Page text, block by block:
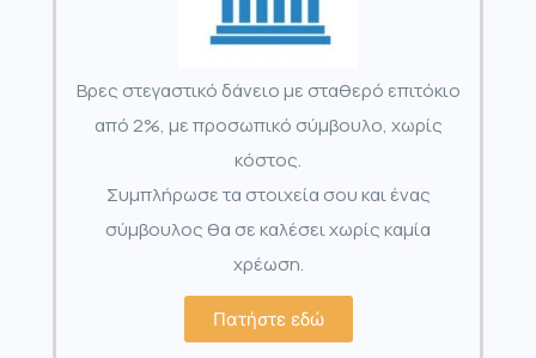
Βρες στεγαστικό δάνειο με σταθερό επιτόκιο
από 2%, με προσωπικό σύμβουλο, χωρίς
κόστος.
Συμπλήρωσε τα στοιχεία σου και ένας
σύμβουλος θα σε καλέσει χωρίς καμία
χρέωση.
Πατήστε εδώ